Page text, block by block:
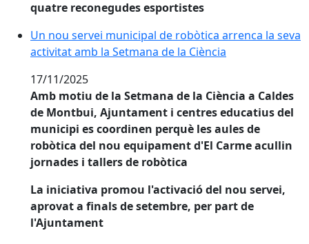
quatre reconegudes esportistes
Un nou servei municipal de robòtica arrenca la seva
Un nou servei municipal de robòtica arrenca la seva
activitat amb la Setmana de la Ciència
17/11/2025
Amb motiu de la Setmana de la Ciència a Caldes
de Montbui, Ajuntament i centres educatius del
municipi es coordinen perquè les aules de
robòtica del nou equipament d'El Carme acullin
jornades i tallers de robòtica
La iniciativa promou l'activació del nou servei,
aprovat a finals de setembre, per part de
l'Ajuntament